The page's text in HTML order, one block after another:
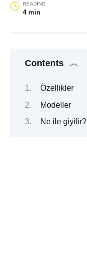
READING
4 min
Contents
Özellikler
Modeller
Ne ile giyilir?